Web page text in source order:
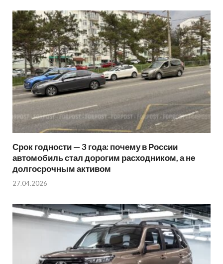
Срок годности — 3 года: почему в России
автомобиль стал дорогим расходником, а не
долгосрочным активом
27.04.2026